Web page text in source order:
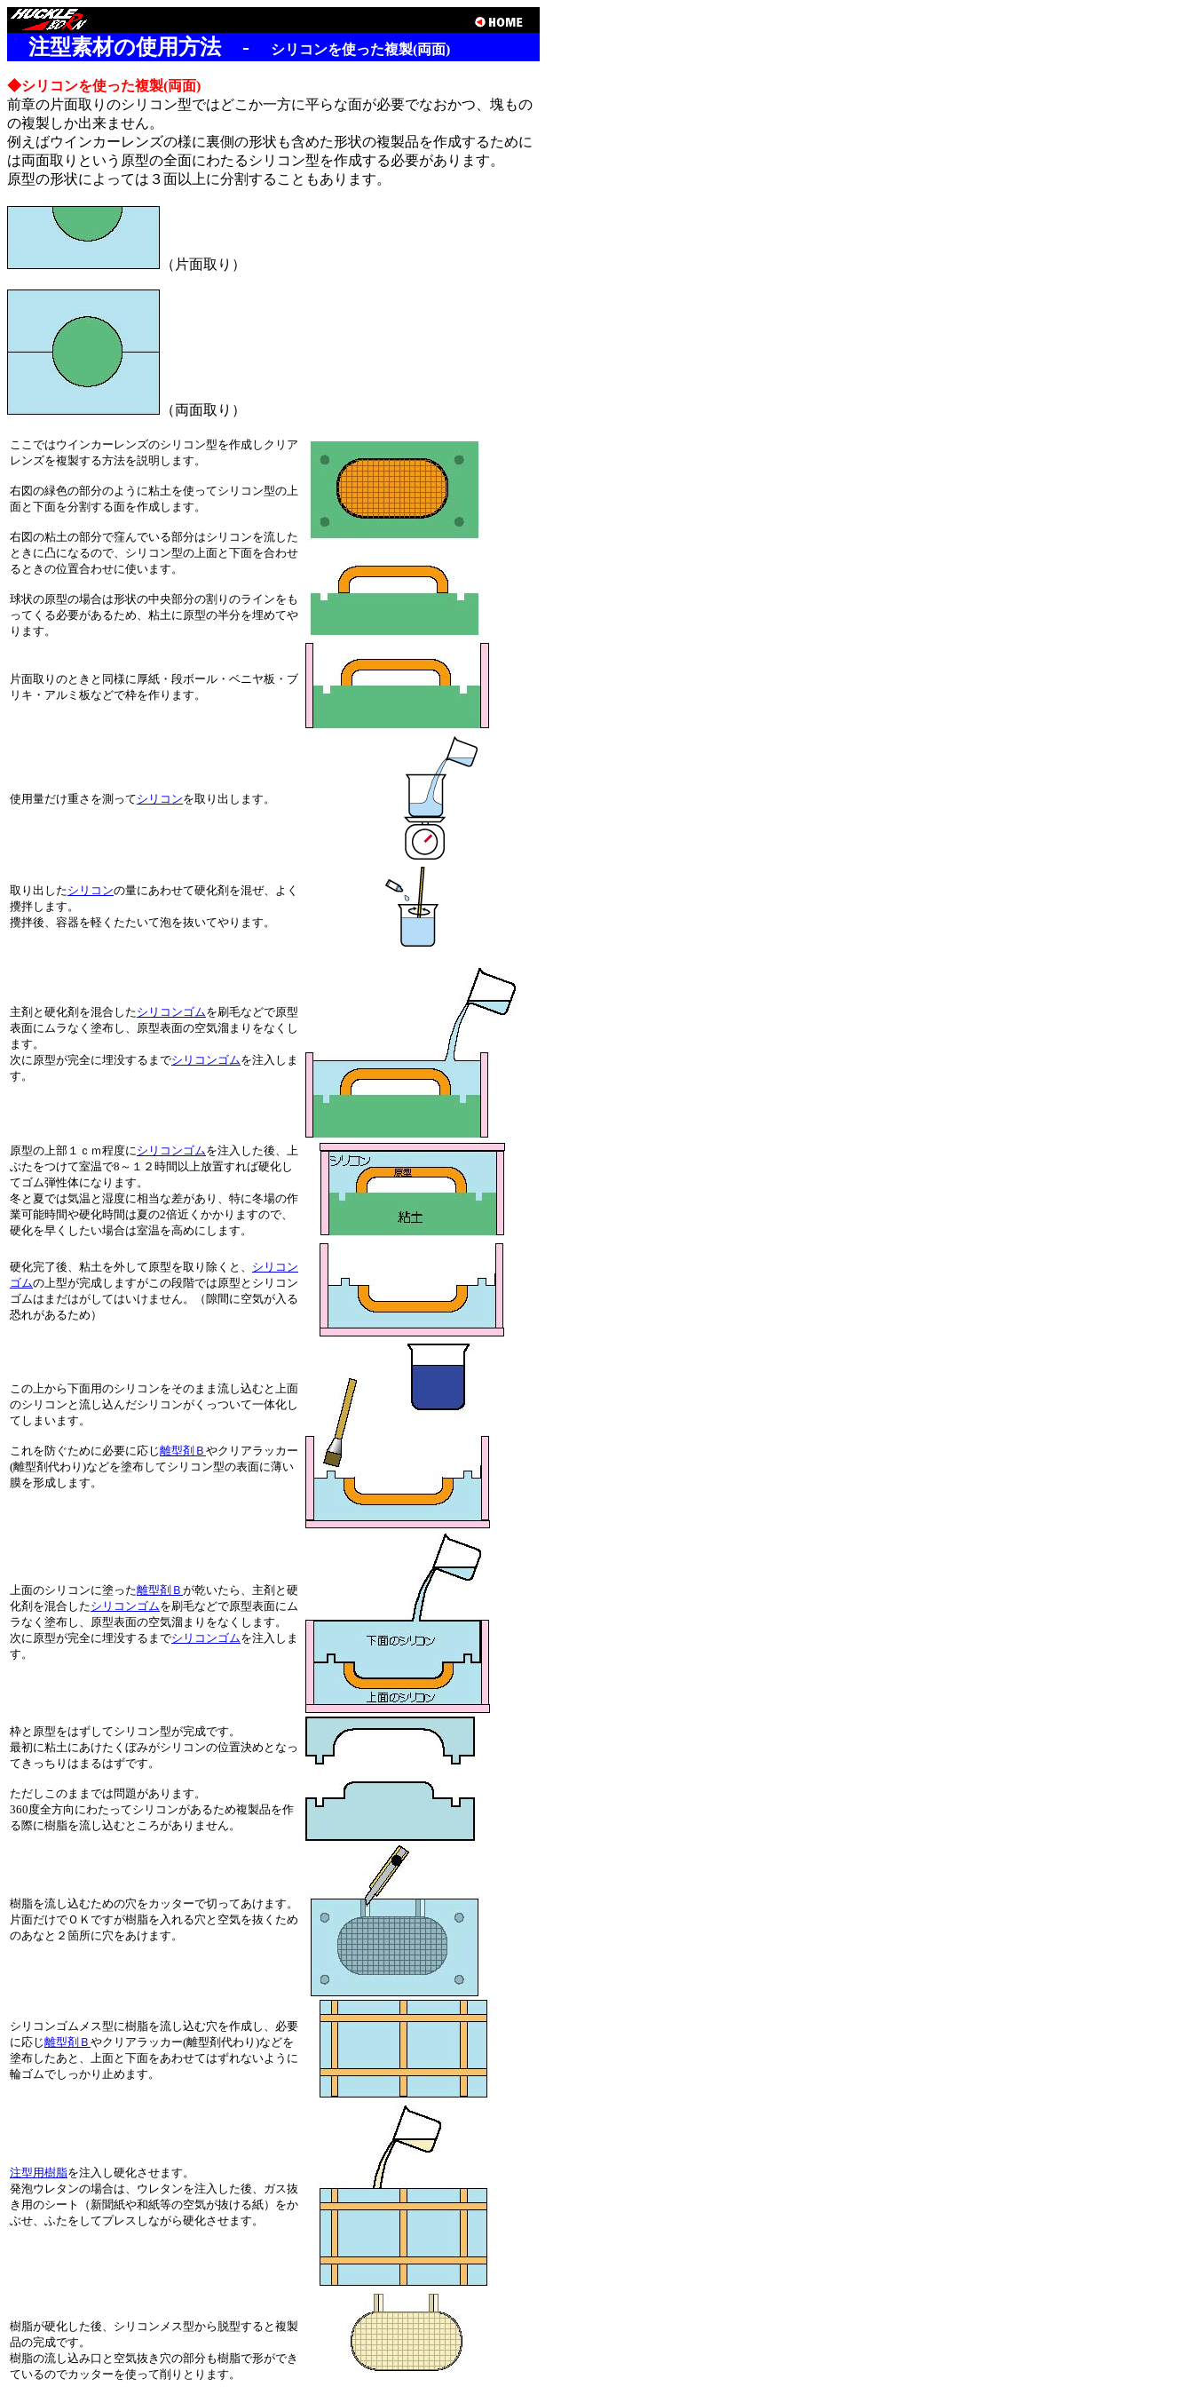
注型素材の使用方法 - シリコンを使った複製(両面)
◆シリコンを使った複製(両面)
前章の片面取りのシリコン型ではどこか一方に平らな面が必要でなおかつ、塊もの
の複製しか出来ません。
例えばウインカーレンズの様に裏側の形状も含めた形状の複製品を作成するために
は両面取りという原型の全面にわたるシリコン型を作成する必要があります。
原型の形状によっては３面以上に分割することもあります。
（片面取り）
（両面取り）
ここではウインカーレンズのシリコン型を作成しクリア
レンズを複製する方法を説明します。
右図の緑色の部分のように粘土を使ってシリコン型の上
面と下面を分割する面を作成します。
右図の粘土の部分で窪んでいる部分はシリコンを流した
ときに凸になるので、シリコン型の上面と下面を合わせ
るときの位置合わせに使います。
球状の原型の場合は形状の中央部分の割りのラインをも
ってくる必要があるため、粘土に原型の半分を埋めてや
ります。
片面取りのときと同様に厚紙・段ボール・ベニヤ板・ブ
リキ・アルミ板などで枠を作ります。
使用量だけ重さを測ってシリコンを取り出します。
取り出したシリコンの量にあわせて硬化剤を混ぜ、よく
攪拌します。
攪拌後、容器を軽くたたいて泡を抜いてやります。
主剤と硬化剤を混合したシリコンゴムを刷毛などで原型
表面にムラなく塗布し、原型表面の空気溜まりをなくし
ます。
次に原型が完全に埋没するまでシリコンゴムを注入しま
す。
原型の上部１ｃｍ程度にシリコンゴムを注入した後、上
ぶたをつけて室温で8～１２時間以上放置すれば硬化し
てゴム弾性体になります。
冬と夏では気温と湿度に相当な差があり、特に冬場の作
業可能時間や硬化時間は夏の2倍近くかかりますので、
硬化を早くしたい場合は室温を高めにします。
硬化完了後、粘土を外して原型を取り除くと、 シリコン
ゴムの上型が完成しますがこの段階では原型とシリコン
ゴムはまだはがしてはいけません。（隙間に空気が入る
恐れがあるため）
この上から下面用のシリコンをそのまま流し込むと上面
のシリコンと流し込んだシリコンがくっついて一体化し
てしまいます。
これを防ぐために必要に応じ離型剤Ｂ やクリアラッカー
(離型剤代わり)などを塗布してシリコン型の表面に薄い
膜を形成します。
上面のシリコンに塗った離型剤Ｂ が乾いたら、主剤と硬
化剤を混合したシリコンゴムを刷毛などで原型表面にム
ラなく塗布し、原型表面の空気溜まりをなくします。
次に原型が完全に埋没するまでシリコンゴムを注入しま
す。
枠と原型をはずしてシリコン型が完成です。
最初に粘土にあけたくぼみがシリコンの位置決めとなっ
てきっちりはまるはずです。
ただしこのままでは問題があります。
360度全方向にわたってシリコンがあるため複製品を作
る際に樹脂を流し込むところがありません。
樹脂を流し込むための穴をカッターで切ってあけます。
片面だけでＯＫですが樹脂を入れる穴と空気を抜くため
のあなと２箇所に穴をあけます。
シリコンゴムメス型に樹脂を流し込む穴を作成し、必要
に応じ離型剤Ｂ やクリアラッカー(離型剤代わり)などを
塗布したあと、上面と下面をあわせてはずれないように
輪ゴムでしっかり止めます。
注型用樹脂を注入し硬化させます。
発泡ウレタンの場合は、ウレタンを注入した後、ガス抜
き用のシート（新聞紙や和紙等の空気が抜ける紙）をか
ぶせ、ふたをしてプレスしながら硬化させます。
樹脂が硬化した後、シリコンメス型から脱型すると複製
品の完成です。
樹脂の流し込み口と空気抜き穴の部分も樹脂で形ができ
ているのでカッターを使って削りとります。